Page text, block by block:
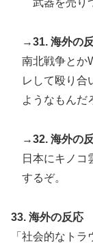
武器を売り
→31. 海外の
南北戦争とか
レして殴り合
ようなもんだ
→32. 海外の
日本にキノコ
するぞ。
33. 海外の反応
「社会的なト